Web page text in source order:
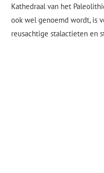
Kathedraal van het
ook wel genoemd wordt, is
reusachtige stalactieten en